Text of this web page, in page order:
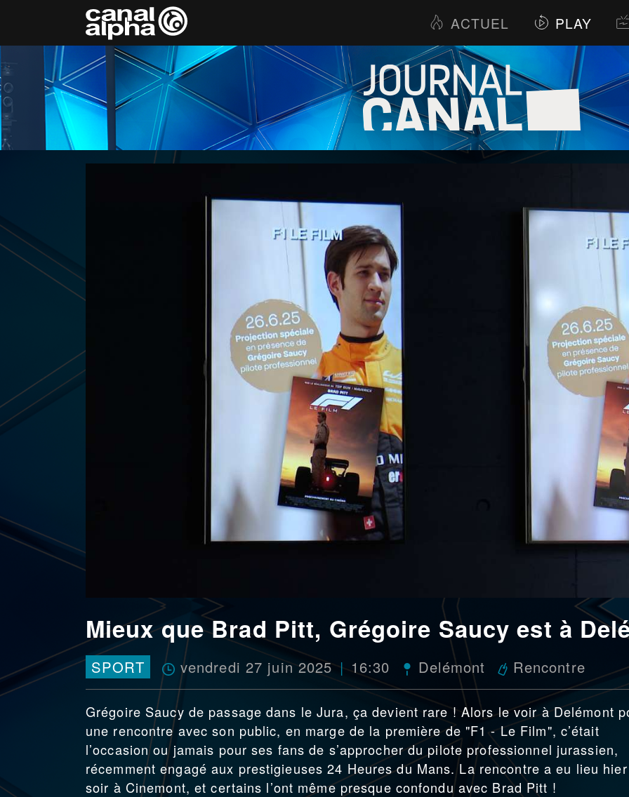
ACTUEL PLAY
Mieux que Brad Pitt, Grégoire Saucy est à
SPORT vendredi 27 juin 2025 16:30 Delémont Rencontre
Grégoire Saucy de passage dans le Jura, ça devient rare ! Alors le voir à Delémont
une rencontre avec son public, en marge de la première de "F1 - Le Film", c’était
l’occasion ou jamais pour ses fans de s’approcher du pilote professionnel jurassien,
récemment engagé aux prestigieuses 24 Heures du Mans. La rencontre a eu lieu hier
soir à Cinemont, et certains l’ont même presque confondu avec Brad Pitt !